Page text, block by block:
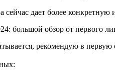
сейчас дает более
рекомендую в первую